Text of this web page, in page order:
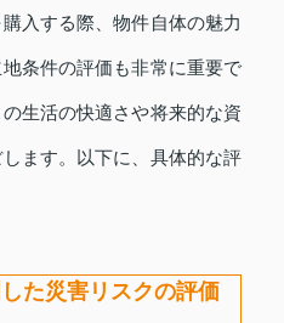
入する際、物件自体の魅力
条件の評価も非常に重要で
生活の快適さや将来的な資
ます。以下に、具体的な評
た災害リスクの評価